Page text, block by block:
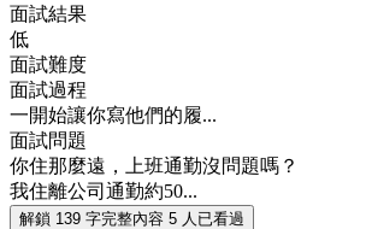
面試結果
低
面試難度
面試過程
一開始讓你寫他們的履...
面試問題
你住那麼遠，上班通勤沒問題嗎？
我住離公司通勤約50...
解鎖 139 字完整內容 5 人已看過